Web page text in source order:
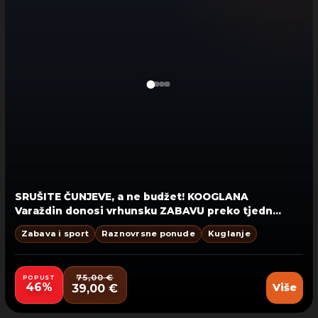
SRUŠITE ČUNJEVE, a ne budžet! KOOGLANA
Varaždin donosi vrhunsku ZABAVU preko tjedna
za cijelu ekipu: 2 sata najma staze za do 6
OSOBA za samo 39 €! Rezervirajte svoj termin
na vrijeme!
Zabava i sport Raznovrsne ponude Kuglanje
POPUST
46%
75,00 €
39,00 € Više